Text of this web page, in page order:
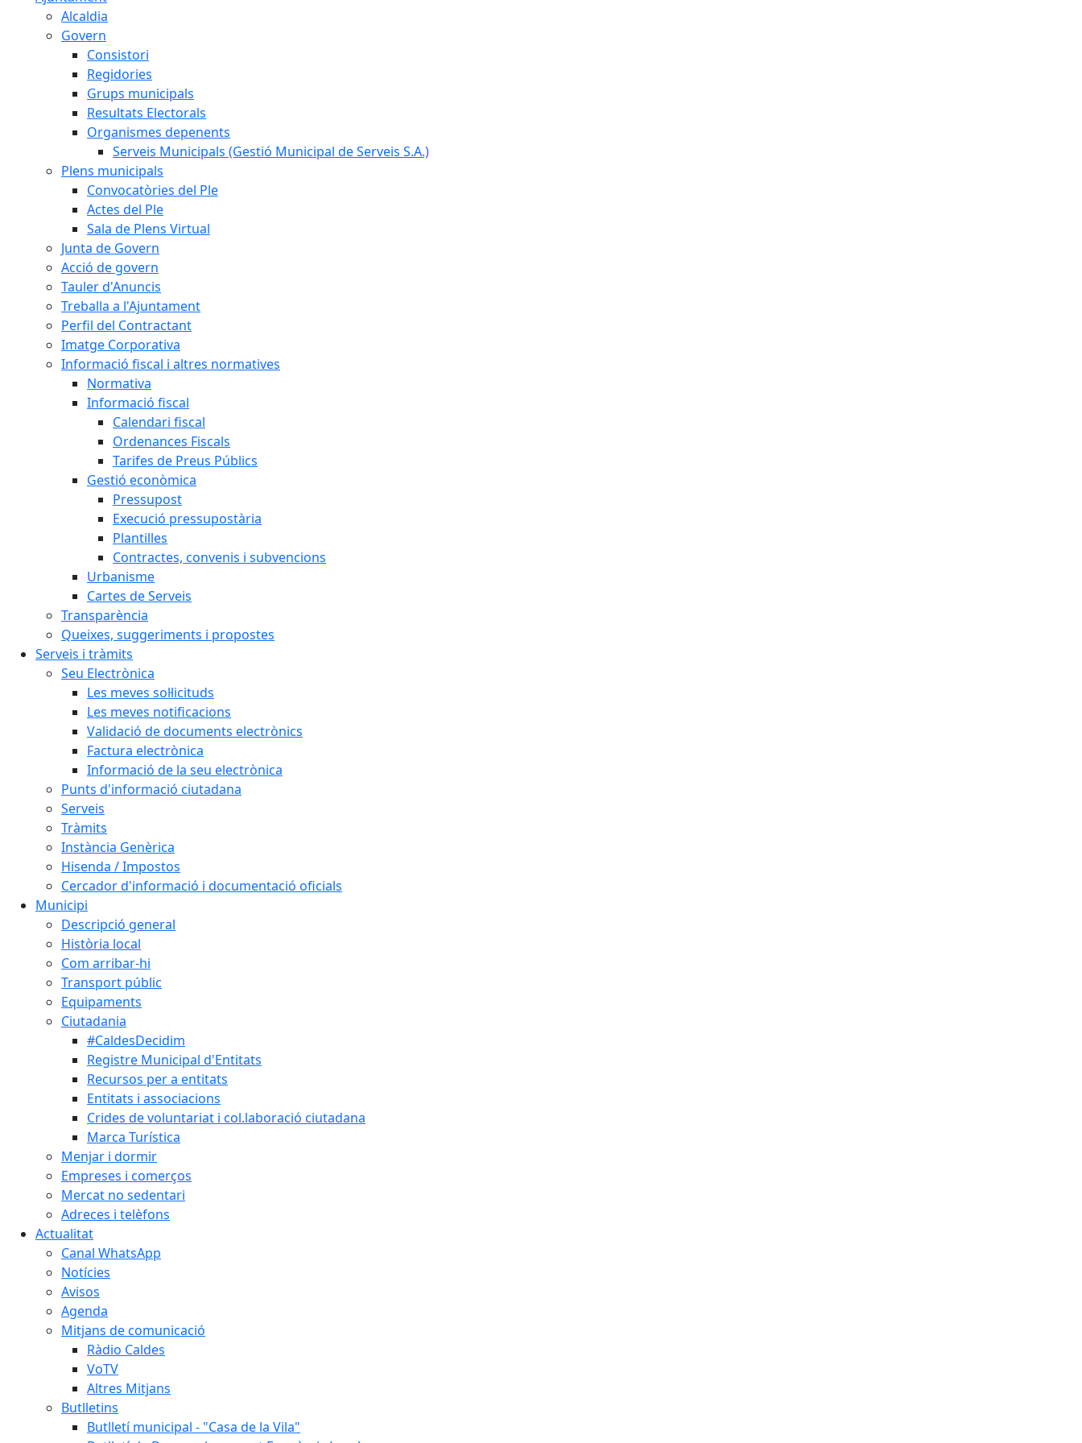
Alcaldia
Govern
Consistori
Regidories
Grups municipals
Resultats Electorals
Organismes depenents
Serveis Municipals (Gestió Municipal de Serveis S.A.)
Plens municipals
Convocatòries del Ple
Actes del Ple
Sala de Plens Virtual
Junta de Govern
Acció de govern
Tauler d'Anuncis
Treballa a l'Ajuntament
Perfil del Contractant
Imatge Corporativa
Informació fiscal i altres normatives
Normativa
Informació fiscal
Calendari fiscal
Ordenances Fiscals
Tarifes de Preus Públics
Gestió econòmica
Pressupost
Execució pressupostària
Plantilles
Contractes, convenis i subvencions
Urbanisme
Cartes de Serveis
Transparència
Queixes, suggeriments i propostes
Serveis i tràmits
Seu Electrònica
Les meves sol·licituds
Les meves notificacions
Validació de documents electrònics
Factura electrònica
Informació de la seu electrònica
Punts d'informació ciutadana
Serveis
Tràmits
Instància Genèrica
Hisenda / Impostos
Cercador d'informació i documentació oficials
Municipi
Descripció general
Història local
Com arribar-hi
Transport públic
Equipaments
Ciutadania
#CaldesDecidim
Registre Municipal d'Entitats
Recursos per a entitats
Entitats i associacions
Crides de voluntariat i col.laboració ciutadana
Marca Turística
Menjar i dormir
Empreses i comerços
Mercat no sedentari
Adreces i telèfons
Actualitat
Canal WhatsApp
Notícies
Avisos
Agenda
Mitjans de comunicació
Ràdio Caldes
VoTV
Altres Mitjans
Butlletins
Butlletí municipal - "Casa de la Vila"